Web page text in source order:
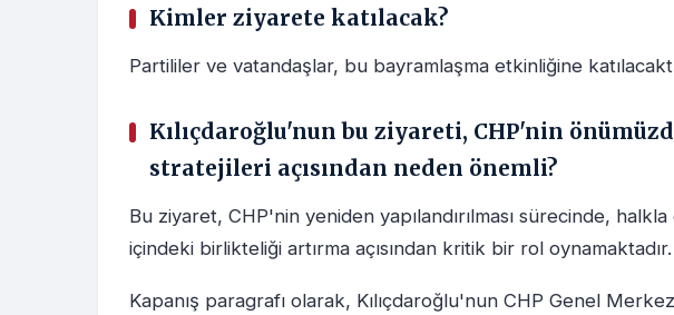
Kimler ziyarete katılacak?
Partililer ve vatandaşlar, bu bayramlaşma etkinliğine
Kılıçdaroğlu'nun bu ziyareti, CHP'nin
stratejileri açısından neden önemli?
Bu ziyaret, CHP'nin yeniden yapılandırılması sürecinde,
içindeki birlikteliği artırma açısından kritik bir rol oynamaktadır.
Kapanış paragrafı olarak, Kılıçdaroğlu'nun CHP Genel